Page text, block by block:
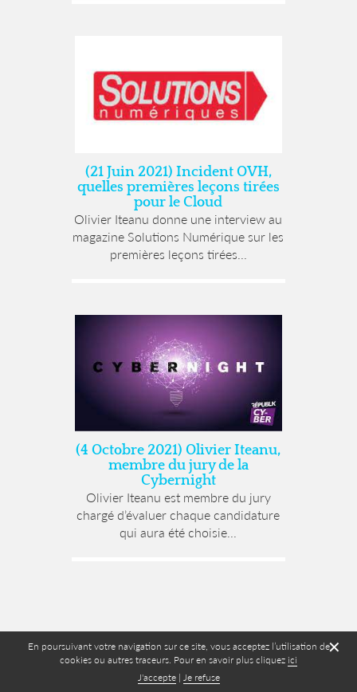
✕
En poursuivant votre navigation sur ce site, vous acceptez l’utilisation de
cookies ou autres traceurs. Pour en savoir plus cliquez ici
J'accepte| Je refuse
(21 Juin 2021) Incident OVH,
quelles premières leçons tirées
pour le Cloud
Olivier Iteanu donne une interview au
magazine Solutions Numérique sur les
premières leçons tirées...
(4 Octobre 2021) Olivier Iteanu,
membre du jury de la
Cybernight
Olivier Iteanu est membre du jury
chargé d’évaluer chaque candidature
qui aura été choisie...